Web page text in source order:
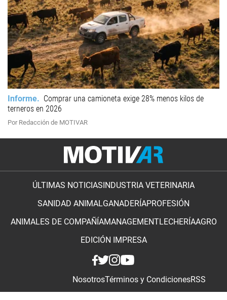
Informe
Comprar una camioneta exige 28% menos kilos de
terneros en 2026
Por Redacción de MOTIVAR
ÚLTIMAS NOTICIASINDUSTRIA VETERINARIA
SANIDAD ANIMALGANADERÍAPROFESIÓN
ANIMALES DE COMPAÑÍAMANAGEMENTLECHERÍAAGRO
EDICIÓN IMPRESA
NosotrosTérminos y CondicionesRSS